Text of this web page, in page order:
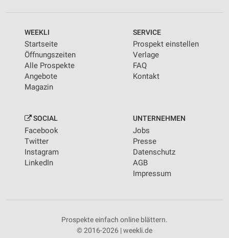
WEEKLI
Startseite
Öffnungszeiten
Alle Prospekte
Angebote
Magazin
SERVICE
Prospekt einstellen
Verlage
FAQ
Kontakt
SOCIAL
Facebook
Twitter
Instagram
LinkedIn
UNTERNEHMEN
Jobs
Presse
Datenschutz
AGB
Impressum
Prospekte einfach online blättern.
© 2016-2026 | weekli.de